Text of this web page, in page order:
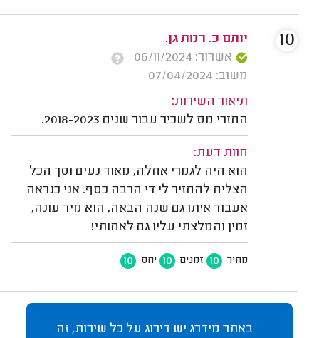
יותם כ. רמת גן.
אשרור: 06/11/2024
משוב: 07/04/2024
תיאור השירות:
החזרי מס לשכיר עבור שנים 2018-2023.
חוות דעת:
הוא היה לגמרי אחלה, מאוד נעים וסך הכל
הצליח להחזיר לי די הרבה כסף. אני כנראה
אעבוד איתו גם שנה הבאה, הוא מיד עונה,
זמין והמלצתי עליו גם לאחותי!
מחיר 10 זמנים 10 יחס 10
10
באתר מידרג יש דירוג על כל שירות, זה